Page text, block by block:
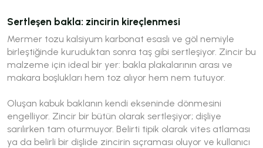
Sertleşen bakla: zincirin kireçlenmesi
Mermer tozu kalsiyum karbonat esaslı ve göl nemiyle
birleştiğinde kuruduktan sonra taş gibi sertleşiyor. Zincir bu
malzeme için ideal bir yer: bakla plakalarının arası ve
makara boşlukları hem toz alıyor hem nem tutuyor.
Oluşan kabuk baklanın kendi ekseninde dönmesini
engelliyor. Zincir bir bütün olarak sertleşiyor; dişliye
sarılırken tam oturmuyor. Belirti tipik olarak vites atlaması
ya da belirli bir dişlide zincirin sıçraması oluyor ve kullanıcı